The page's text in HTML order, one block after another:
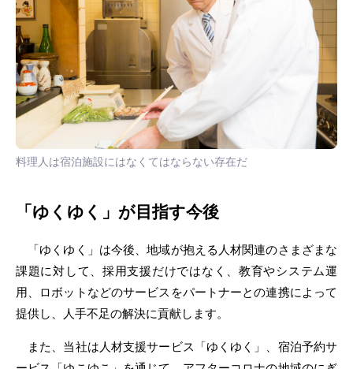
料理人は宿泊施設にはなくてはならない存在だ
「ゆくゆく」が目指す今後
「ゆくゆく」は今後、地域が抱える人材関連のさまざまな
課題に対して、採用支援だけではなく、教育やシステム運
用、ロボットなどのサービスをパートナーとの連携によって
提供し、人手不足の解決に貢献します。
また、当社は人材支援サービス「ゆくゆく」、宿泊予約サ